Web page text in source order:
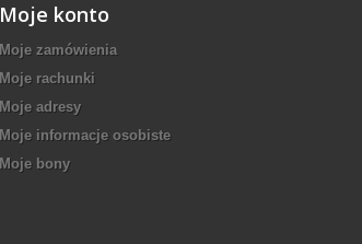
Moje konto
Moje zamówienia
Moje rachunki
Moje adresy
Moje informacje osobiste
Moje bony